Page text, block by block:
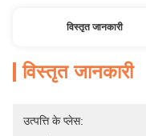
विस्तृत जानकारी
विस्तृत जानकारी
उत्पत्ति के प्लेस: